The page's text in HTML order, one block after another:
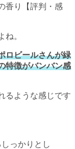
ね。
ロビールさんが緑
特徴がバンバン感
るような感じです
っかりとし